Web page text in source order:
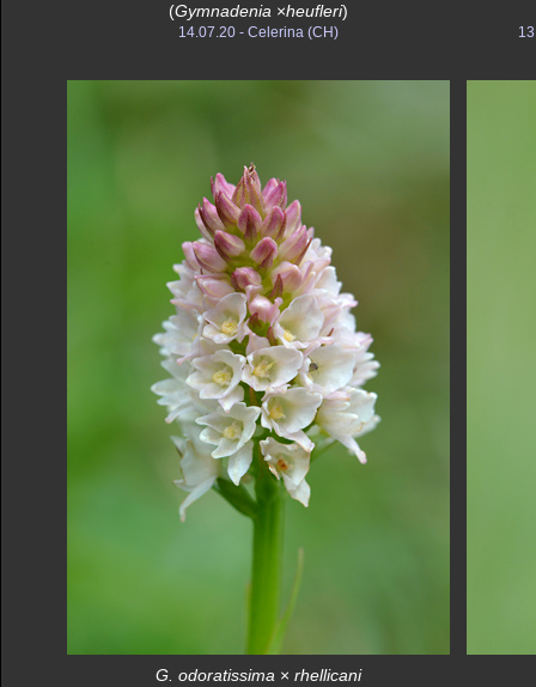
(Gymnadenia ×heufleri)
14.07.20 - Celerina (CH)
G. odoratissima × rhellicani